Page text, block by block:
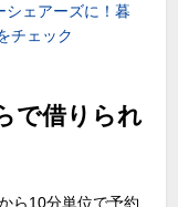
シェアーズに！暮
チェック
で借りられ
ら10分単位で予約